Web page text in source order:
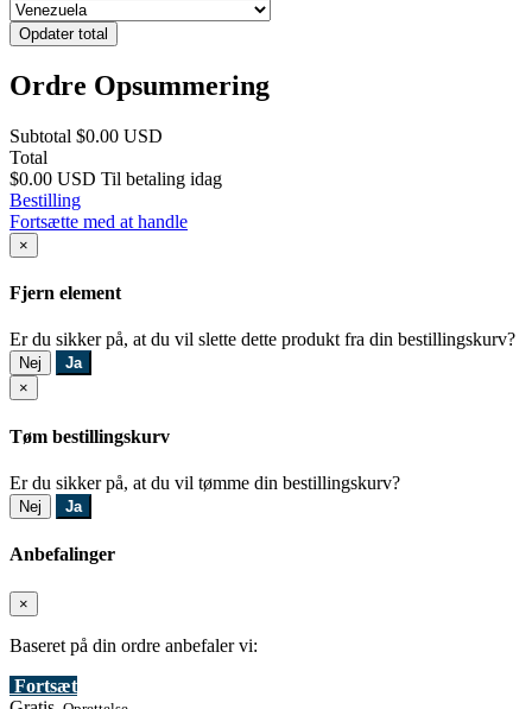
Opdater total
Ordre Opsummering
Subtotal $0.00 USD
Total
$0.00 USD Til betaling idag
Bestilling
Fortsætte med at handle
×
Fjern element
Er du sikker på, at du vil slette dette produkt fra din bestillingskurv?
Nej
Ja
×
Tøm bestillingskurv
Er du sikker på, at du vil tømme din bestillingskurv?
Nej Ja
Anbefalinger
×
Baseret på din ordre anbefaler vi:
Fortsæt